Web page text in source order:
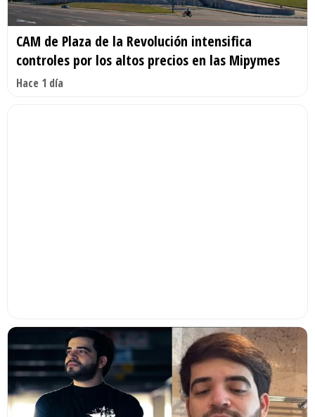
CAM de Plaza de la Revolución intensifica
controles por los altos precios en las Mipymes
Hace 1 día